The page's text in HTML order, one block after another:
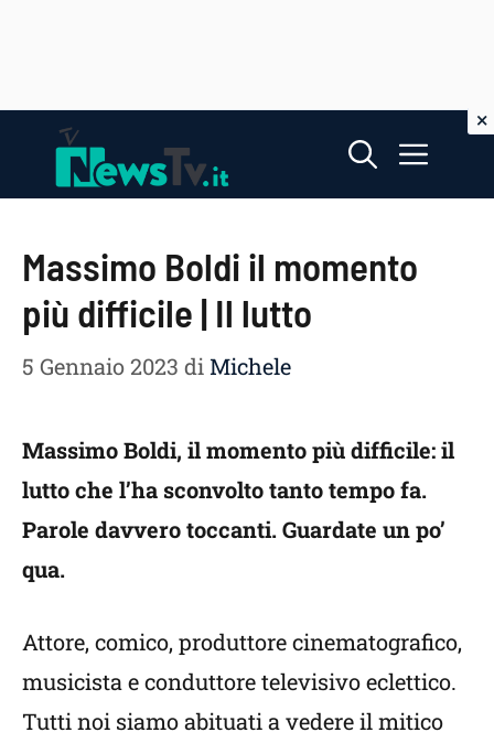
contenuto
Menu
Massimo Boldi il momento
più difficile | Il lutto
5 Gennaio 2023 di Michele
Massimo Boldi, il momento più difficile: il
lutto che l’ha sconvolto tanto tempo fa.
Parole davvero toccanti. Guardate un po’
qua.
Attore, comico, produttore cinematografico,
musicista e conduttore televisivo eclettico.
Tutti noi siamo abituati a vedere il mitico